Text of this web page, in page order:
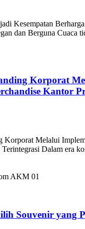
Kesempatan
dan Berguna Cuaca
Korporat
Kantor
Korporat Melalui
Dalam era
Souvenir yang